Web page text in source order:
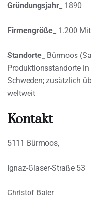
Gründungsjahr_ 1890
Firmengröße_ 1.200
Standorte_
Bürmoos
Produktionsstandorte in
Schweden; zusätzlich
weltweit
Kontakt
5111 Bürmoos,
Ignaz-Glaser-Straße 53
Christof Baier